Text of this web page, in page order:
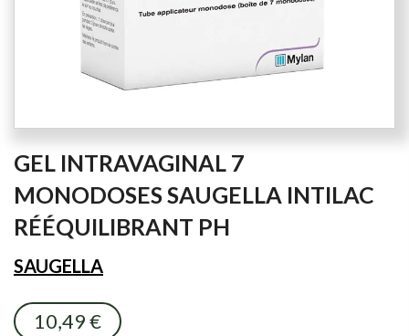
to
beginning
of
images
GEL INTRAVAGINAL 7
MONODOSES SAUGELLA INTILAC
RÉÉQUILIBRANT PH
SAUGELLA
10,49 €